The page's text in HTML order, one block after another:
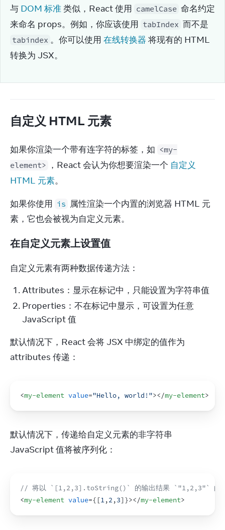
与 DOM 标准 类似，React 使用 camelCase 命名约定
来命名 props。例如，你应该使用 tabIndex
tabindex 。你可以使用 在线转换器 将现有的 HTML
转换为 JSX。
自定义 HTML 元素
如果你渲染一个带有连字符的标签，如 <my-
element>
，React 会认为你想要渲染一个 自定义
HTML 元素。
如果你使用 is 属性渲染一个内置的浏览器 HTML 元
素，它也会被视为自定义元素。
在自定义元素上设置值
自定义元素有两种数据传递方法：
Attributes：显示在标记中，只能设置为字符串值
Properties：不在标记中显示，可设置为任意
JavaScript 值
默认情况下，React 会将 JSX 中绑定的值作为
attributes 传递：
<my-element value="Hello, world!"></my-element>
默认情况下，传递给自定义元素的非字符串
JavaScript 值将被序列化：
// 将以 `[1,2,3].toString()` 的输出结果 `"1,2,3"` 的形
<my-element value={ [1,2 ,3] }></my-element>